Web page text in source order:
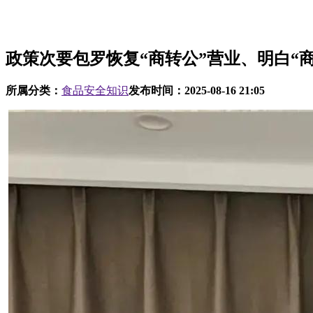
政策次要包罗恢复“商转公”营业、明白“
所属分类： 食品安全知识发布时间： 2025-08-16 21:05